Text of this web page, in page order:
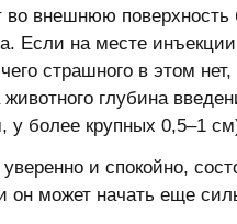
внешнюю поверхность
Если на месте
страшного в этом
глубина
у более крупных 0,5–1
и спокойно,
он может начать еще